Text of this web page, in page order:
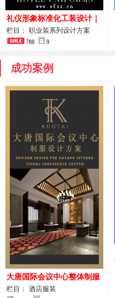
礼仪形象标准化工装设计｜
高端服务业仪态塑造专属职
业装系列
栏目： 职业装系列设计方案
788 9
成功案例
大唐国际会议中心整体制服
设计案例
栏目： 酒店服装